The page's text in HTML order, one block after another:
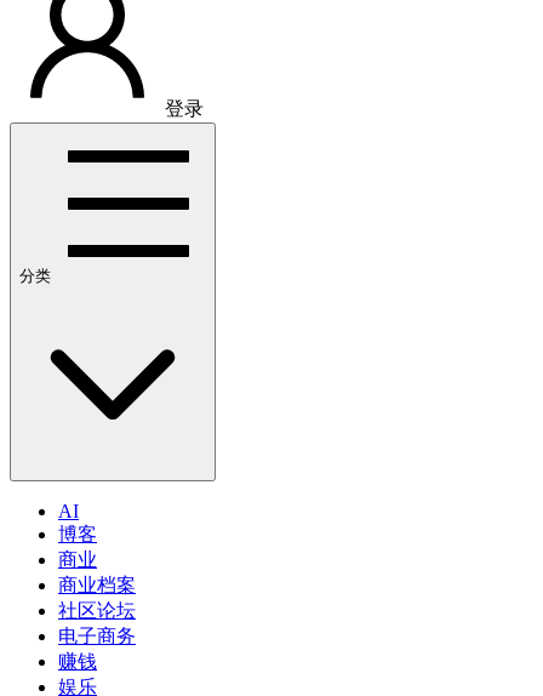
登录
分类
AI
博客
商业
商业档案
社区论坛
电子商务
赚钱
娱乐